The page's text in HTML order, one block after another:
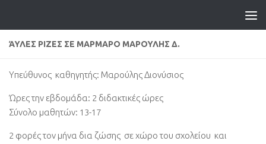
ΆΥΛΕΣ ΡΙΖΕΣ ΣΕ ΜΑΡΜΑΡΟ ΜΑΡΟΥΛΗΣ Δ.
Υπεύθυνος καθηγητής: Μαρούλης Διονύσιος
Ώρες την εβδομάδα: 2 διδακτικές ώρες
Σύνολο μαθητών: 13-17
2 φορές τον μήνα δια ζώσης σε χώρο του σχολείου και